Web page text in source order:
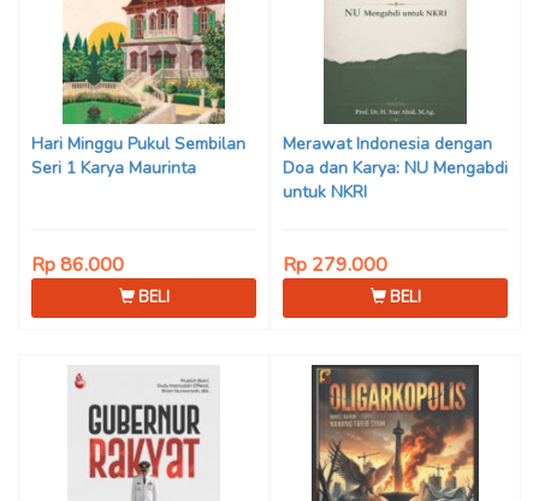
Hari Minggu Pukul Sembilan
Seri 1 Karya Maurinta
Rp 86.000
BELI
Merawat Indonesia dengan
Doa dan Karya: NU Mengabdi
untuk NKRI
Rp 279.000
BELI